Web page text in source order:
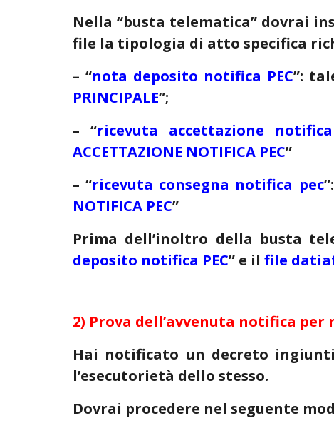
Nella “busta telematica” dovrai
file la tipologia di atto specifica
– “nota deposito notifica PEC”:
PRINCIPALE”;
– “ricevuta accettazione
ACCETTAZIONE NOTIFICA PEC”
–“ricevuta consegna notifica pec”
NOTIFICA PEC”
Prima dell’inoltro della busta
deposito notifica PEC” e il file
2) Prova dell’avvenuta notifica
Hai notificato un decreto
l’esecutorietà dello stesso.
Dovrai procedere nel seguente